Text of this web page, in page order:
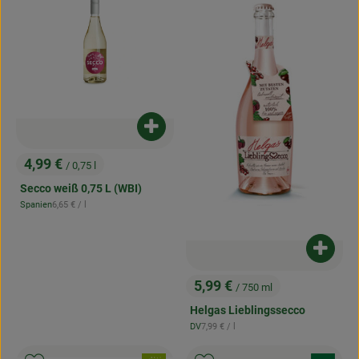
, Preis:
4,99 € / 0,75 l
Secco weiß 0,75 L (WBI)
, Herkunft:
Spanien, Referenzpreis:
6,65 € / l
Produkt zum Warenkorb hinzufügen
, Preis:
5,99 € / 750 ml
Helgas Lieblingssecco
, Herkunft:
DV, Referenzpreis:
7,99 € / l